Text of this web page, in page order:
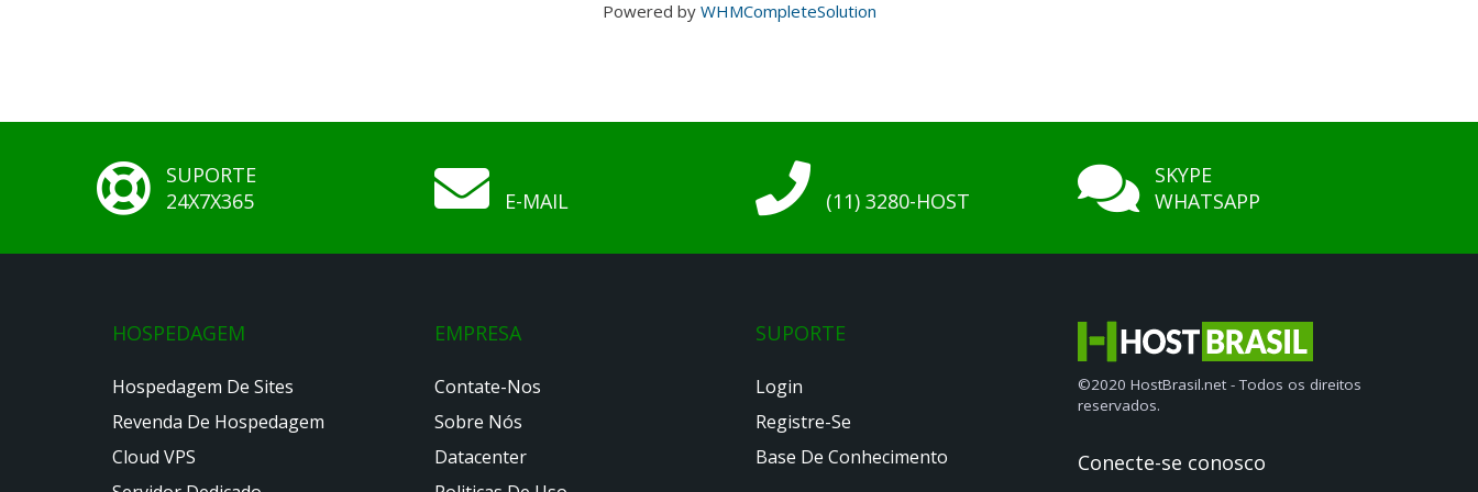
Powered by WHMCompleteSolution
SUPORTE
24X7X365
E-MAIL (11) 3280-HOST
SKYPE
WHATSAPP
HOSPEDAGEM
Hospedagem De Sites
Revenda De Hospedagem
Cloud VPS
EMPRESA
Contate-Nos
Sobre Nós
Datacenter
SUPORTE
Login
Registre-Se
Base De Conhecimento
©2020 HostBrasil.net - Todos os direitos
reservados.
Conecte-se conosco